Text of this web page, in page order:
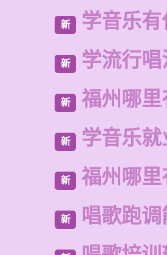
新 学音乐
新 学流行
新 福州哪
新 学音乐
新 福州哪
新 唱歌跑